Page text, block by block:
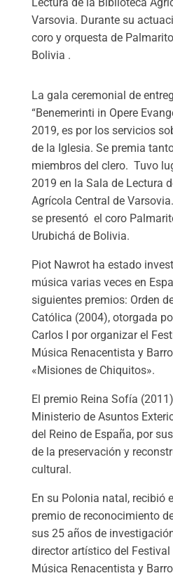
Lectura de la Biblioteca
Varsovia. Durante su
coro y orquesta de
Bolivia .
La gala ceremonial de
“Benemerinti in Opere
2019, es por los servicios
de la Iglesia. Se premia
miembros del clero. Tuvo
2019 en la Sala de Lectura
Agrícola Central de
se presentó el coro
Urubichá de Bolivia.
Piot Nawrot ha estado
música varias veces en
siguientes premios: Orden
Católica (2004), otorgada
Carlos I por organizar el
Música Renacentista y
«Misiones de Chiquitos».
El premio Reina Sofía
Ministerio de Asuntos
del Reino de España, por
de la preservación y
cultural.
En su Polonia natal, recibió
premio de reconocimiento
sus 25 años de
director artístico del
Música Renacentista y